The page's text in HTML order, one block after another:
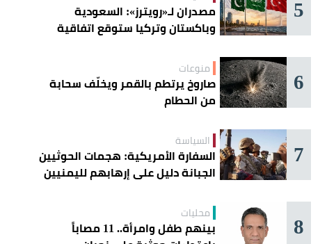
5
مصدران لـ«رويترز»: السعودية
وباكستان وتركيا ستوقع اتفاقية
6 منوعات
صاروخ يرتطم بالقمر ويخلّف سحابة
من الحطام
7 السياسة
السفارة الأمريكية: هجمات الحوثيين
الجبانة دليل على إرهابهم لليمنيين
8 محليات
بينهم طفل وامرأة.. 11 مصاباً